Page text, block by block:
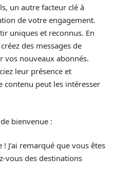
un autre facteur clé à
de votre engagement.
uniques et reconnus. En
des messages de
vos nouveaux abonnés.
leur présence et
contenu peut les intéresser
bienvenue :
J’ai remarqué que vous êtes
vous des destinations